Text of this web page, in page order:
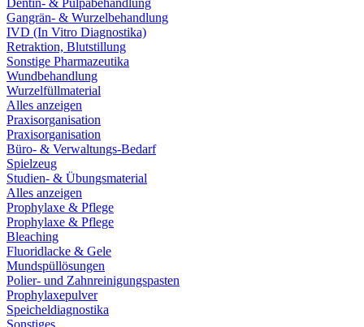
Dentin- & Pulpabehandlung
Gangrän- & Wurzelbehandlung
IVD (In Vitro Diagnostika)
Retraktion, Blutstillung
Sonstige Pharmazeutika
Wundbehandlung
Wurzelfüllmaterial
Alles anzeigen
Praxisorganisation
Praxisorganisation
Büro- & Verwaltungs-Bedarf
Spielzeug
Studien- & Übungsmaterial
Alles anzeigen
Prophylaxe & Pflege
Prophylaxe & Pflege
Bleaching
Fluoridlacke & Gele
Mundspüllösungen
Polier- und Zahnreinigungspasten
Prophylaxepulver
Speicheldiagnostika
Sonstiges